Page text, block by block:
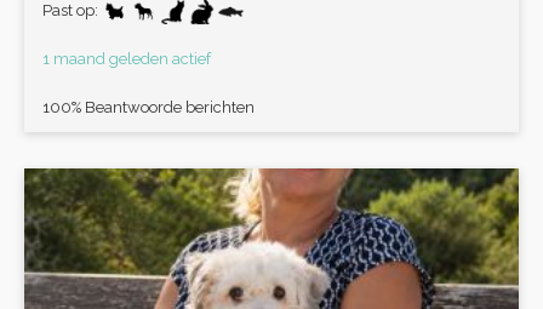
Past op:
1 maand geleden actief
100% Beantwoorde berichten